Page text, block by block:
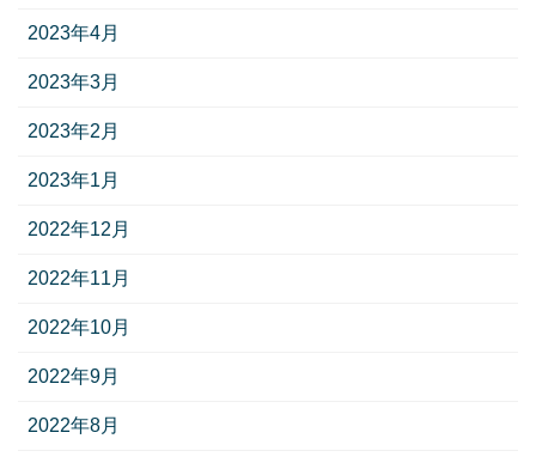
2023年4月
2023年3月
2023年2月
2023年1月
2022年12月
2022年11月
2022年10月
2022年9月
2022年8月